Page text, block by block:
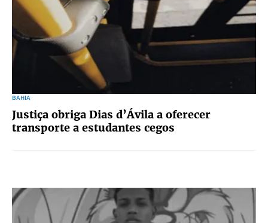
BAHIA
Justiça obriga Dias d’Ávila a oferecer
transporte a estudantes cegos